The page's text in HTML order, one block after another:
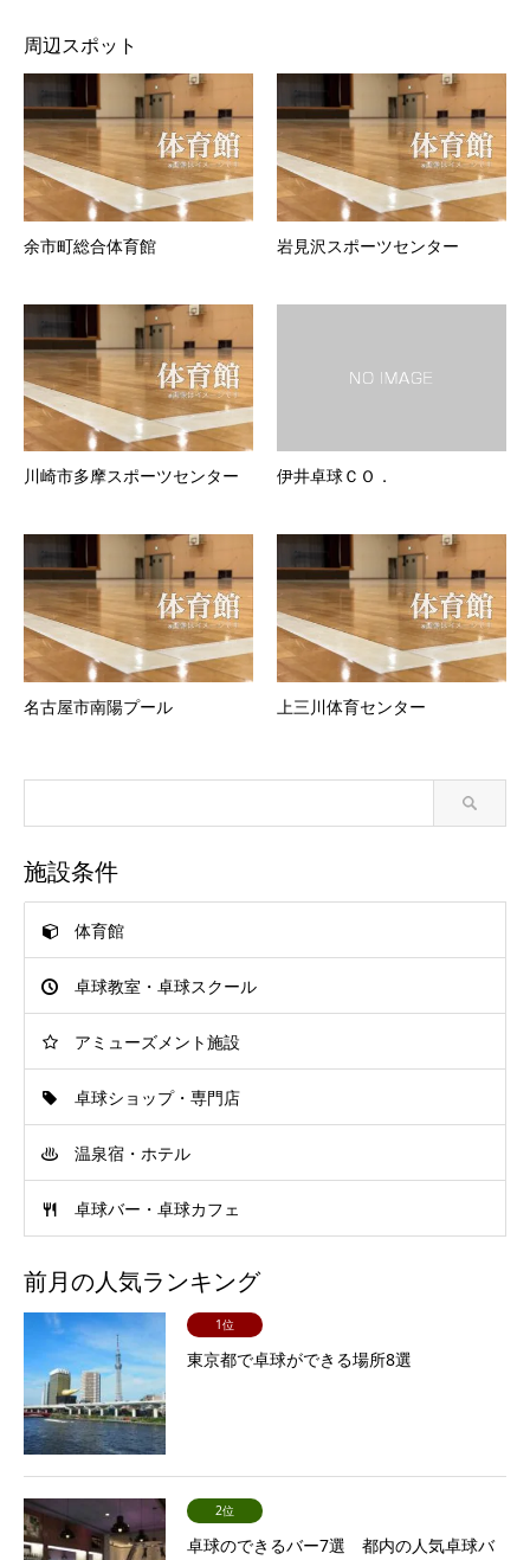
周辺スポット
余市町総合体育館 岩見沢スポーツセンター
川崎市多摩スポーツセンター 伊井卓球ＣＯ．
名古屋市南陽プール 上三川体育センター
施設条件
体育館
卓球教室・卓球スクール
アミューズメント施設
卓球ショップ・専門店
温泉宿・ホテル
卓球バー・卓球カフェ
前月の人気ランキング
1位
東京都で卓球ができる場所8選
2位
卓球のできるバー7選 都内の人気卓球バ